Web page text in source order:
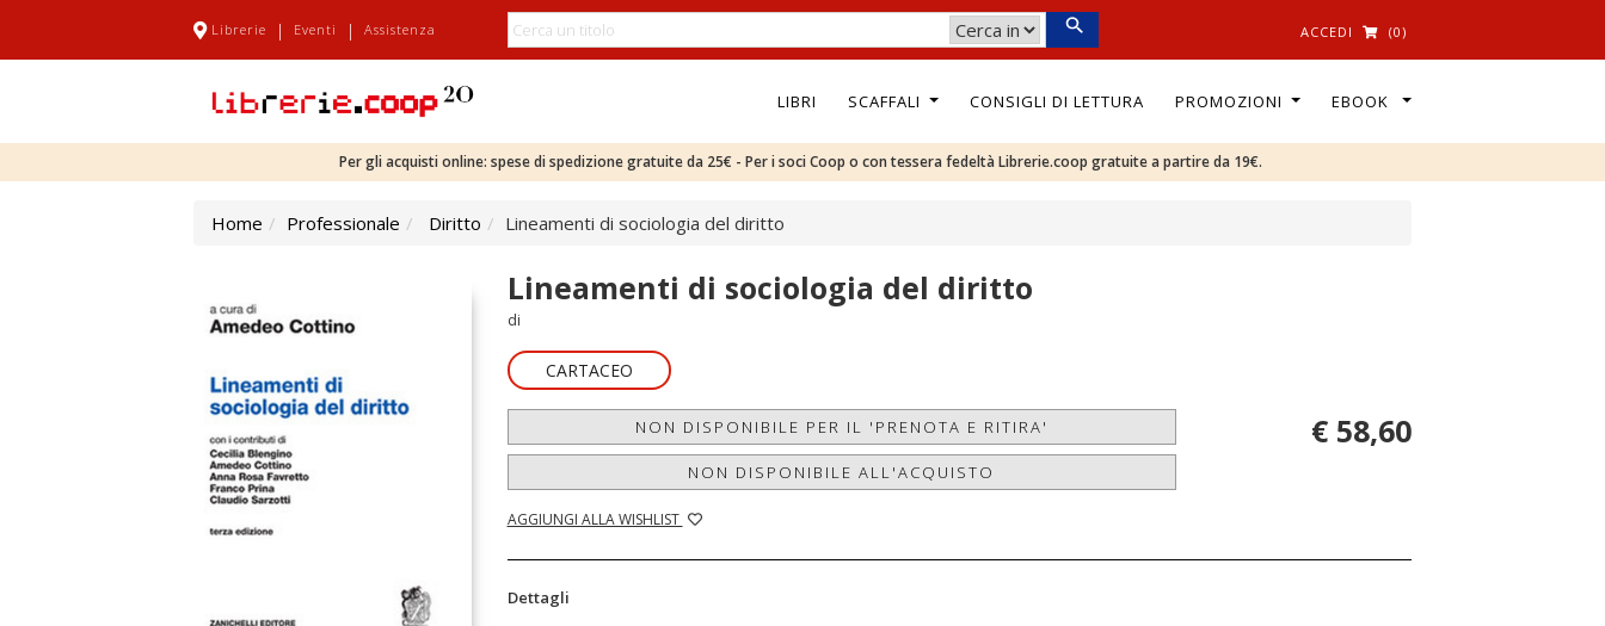
Librerie | Eventi | Assistenza ACCEDI (0)
LIBRI SCAFFALI CONSIGLI DI LETTURA PROMOZIONI EBOOK
Per gli acquisti online: spese di spedizione gratuite da 25€ - Per i soci Coop o con tessera fedeltà Librerie.coop gratuite a partire da 19€.
Home Professionale Diritto Lineamenti di sociologia del diritto
Lineamenti di sociologia del diritto
di
CARTACEO
NON DISPONIBILE PER IL 'PRENOTA E RITIRA'
NON DISPONIBILE ALL'ACQUISTO
AGGIUNGI ALLA WISHLIST
€ 58,60
Dettagli